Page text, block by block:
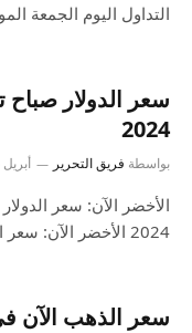
التداول اليوم الجمعة الموافق 26 أبريل 2024 في
2024
بواسطة فريق التحرير أبريل 26, 2024
2024 الأخضر الآن: سعر الدولار صباح تعاملات اليوم الجمعة 26…
سعر الذهب الآن